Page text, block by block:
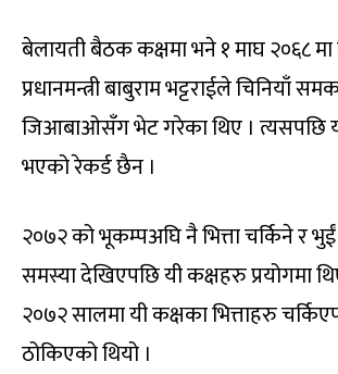
बेलायती बैठक कक्षमा भने १ माघ २०६८
प्रधानमन्त्री बाबुराम भट्टराईले चिनियाँ
जिआबाओसँग भेट गरेका थिए । त्यसपछि
भएको रेकर्ड छैन ।
२०७२ को भूकम्पअघि नै भित्ता चर्किने र
समस्या देखिएपछि यी कक्षहरु प्रयोगमा
२०७२ सालमा यी कक्षका भित्ताहरु
ठोकिएको थियो ।